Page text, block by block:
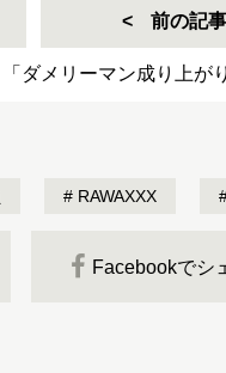
前の記事
「ダメリーマン成り上が
RAWAXXX
Facebookでシ